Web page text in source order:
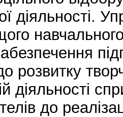
діяльності.
розвитку
діяльності
до